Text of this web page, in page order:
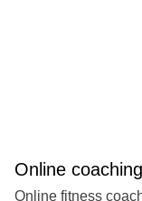
Online
Online fitness